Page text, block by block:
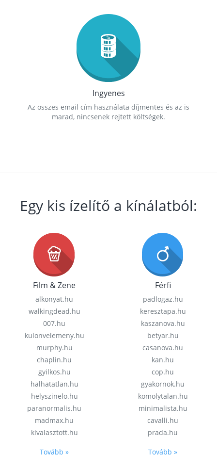
Ingyenes
Az összes email cím használata díjmentes és az is
marad, nincsenek rejtett költségek.
Egy kis ízelítő a kínálatból:
Film & Zene
alkonyat.hu
walkingdead.hu
007.hu
kulonvelemeny.hu
murphy.hu
chaplin.hu
gyilkos.hu
halhatatlan.hu
helyszinelo.hu
paranormalis.hu
madmax.hu
kivalasztott.hu
Tovább »
Férfi
padlogaz.hu
keresztapa.hu
kaszanova.hu
betyar.hu
casanova.hu
kan.hu
cop.hu
gyakornok.hu
komolytalan.hu
minimalista.hu
cavalli.hu
prada.hu
Tovább »